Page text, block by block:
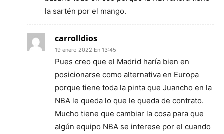
la sartén por el mango.
carrolldios
19 enero 2022 En 13:45
Pues creo que el Madrid haría bien en
posicionarse como alternativa en Europa
porque tiene toda la pinta que Juancho en la
NBA le queda lo que le queda de contrato.
Mucho tiene que cambiar la cosa para que
algún equipo NBA se interese por el cuando